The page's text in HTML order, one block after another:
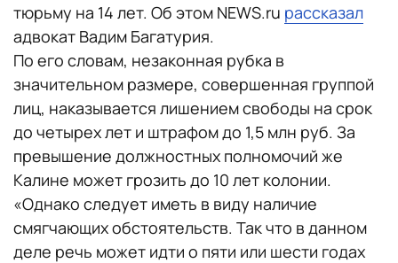
тюрьму на 14 лет. Об этом NEWS.ru рассказал
адвокат Вадим Багатурия.
По его словам, незаконная рубка в
значительном размере, совершенная группой
лиц, наказывается лишением свободы на срок
до четырех лет и штрафом до 1,5 млн руб. За
превышение должностных полномочий же
Калине может грозить до 10 лет колонии.
«Однако следует иметь в виду наличие
смягчающих обстоятельств. Так что в данном
деле речь может идти о пяти или шести годах